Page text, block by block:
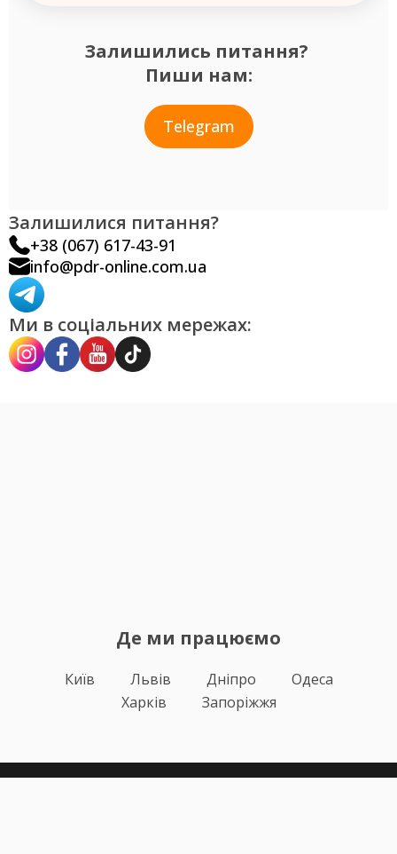
Залишились питання?
Пиши нам:
Telegram
Залишилися питання?
+38 (067) 617-43-91
info@pdr-online.com.ua
Ми в соціальних мережах:
Де ми працюємо
Київ Львів Дніпро
Одеса
Харків
Запоріжжя